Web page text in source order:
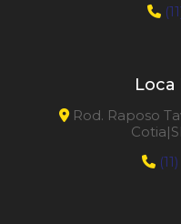
Loca
Rod. Raposo